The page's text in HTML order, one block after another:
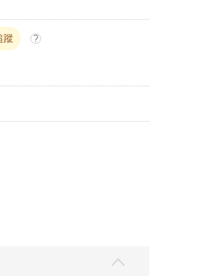
蹤 ?